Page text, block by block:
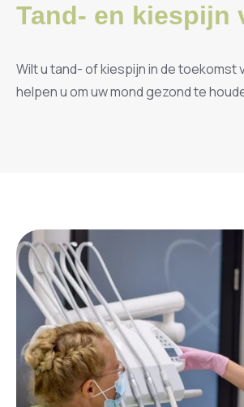
Tand- en kiespijn
Wilt u tand- of kiespijn in de
helpen u om uw mond gezond te